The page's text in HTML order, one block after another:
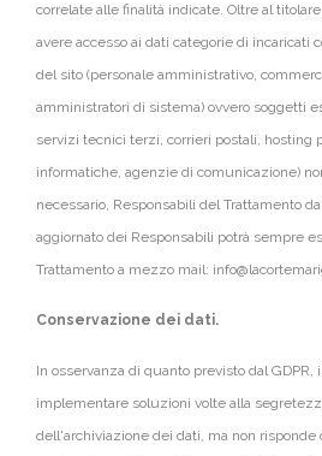
correlate alle finalità indicate. Oltre al
avere accesso ai dati categorie di incaricati
del sito (personale amministrativo,
amministratori di sistema) ovvero soggetti
servizi tecnici terzi, corrieri postali, hosting
informatiche, agenzie di comunicazione)
necessario, Responsabili del Trattamento
aggiornato dei Responsabili potrà sempre
Trattamento a mezzo mail:
Conservazione dei dati.
In osservanza di quanto previsto dal GDPR,
implementare soluzioni volte alla
dell'archiviazione dei dati, ma non